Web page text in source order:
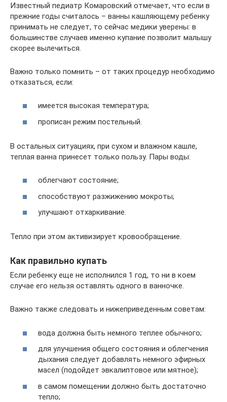
Известный педиатр Комаровский отмечает, что если в
прежние годы считалось – ванны кашляющему ребенку
принимать не следует, то сейчас медики уверены: в
большинстве случаев именно купание позволит малышу
скорее вылечиться.
Важно только помнить – от таких процедур необходимо
отказаться, если:
имеется высокая температура;
прописан режим постельный.
В остальных ситуациях, при сухом и влажном кашле,
теплая ванна принесет только пользу. Пары воды:
облегчают состояние;
способствуют разжижению мокроты;
улучшают отхаркивание.
Тепло при этом активизирует кровообращение.
Как правильно купать
Если ребенку еще не исполнился 1 год, то ни в коем
случае его нельзя оставлять одного в ванночке.
Важно также следовать и нижеприведенным советам:
вода должна быть немного теплее обычного;
для улучшения общего состояния и облегчения
дыхания следует добавлять немного эфирных
масел (подойдет эвкалиптовое или мятное);
в самом помещении должно быть достаточно
тепло;